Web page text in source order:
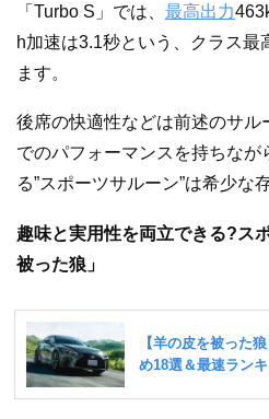
「Turbo S」では、 最高出力
h加速は3.1秒という、クラス最
ます。
後席の快適性などは前述のサル
でのパフォーマンスを持ちな
る”スポーツサルーン”は希少な
趣味と実用性を両立できる?ス
被った狼」